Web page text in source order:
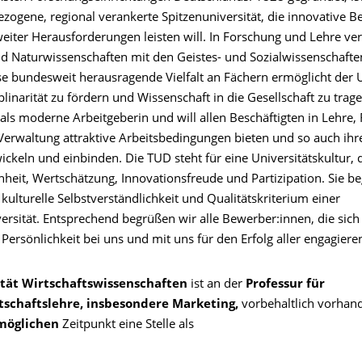
regional verankerte Spitzenuniversität, die innovative
Herausforderungen leisten will. In Forschung und Lehre
Naturwissenschaften mit den Geistes- und
bundesweit herausragende Vielfalt an Fächern ermöglicht der
zu fördern und Wissenschaft in die Gesellschaft zu
moderne Arbeitgeberin und will allen Beschäftigten in Lehre,
attraktive Arbeitsbedingungen bieten und so auch
und einbinden. Die TUD steht für eine Universitätskultur,
Wertschätzung, Innovationsfreude und Partizipation. Sie
Selbstverständlichkeit und Qualitätskriterium einer
Entsprechend begrüßen wir alle Bewerber:innen, die
bei uns und mit uns für den Erfolg aller
Wirtschaftswissenschaften ist an der Professur für
insbesondere Marketing, vorbehaltlich
Zeitpunkt eine Stelle als